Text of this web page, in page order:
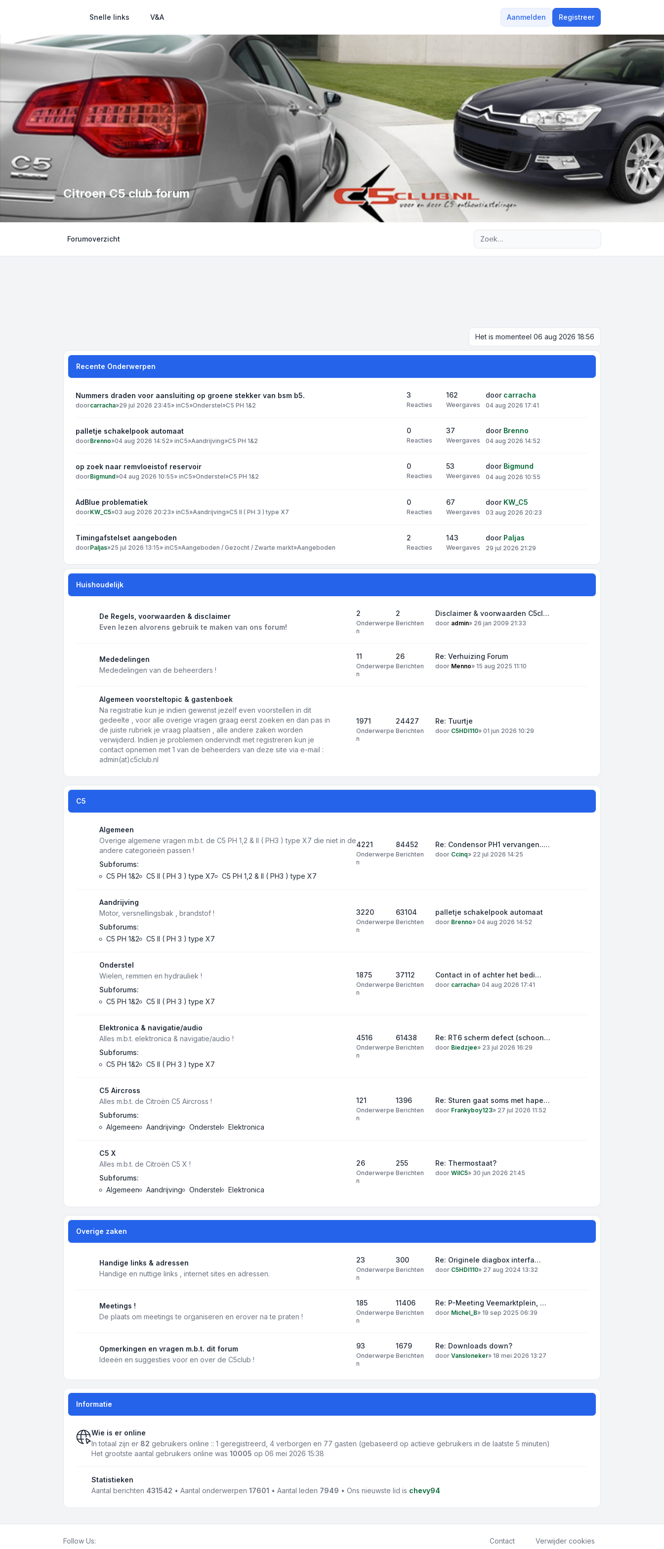
Snelle links V&A Aanmelden Registreer
Citroen C5 club forum
Forumoverzicht
Het is momenteel 06 aug 2026 18:56
Recente Onderwerpen
Nummers draden voor aansluiting op groene stekker van bsm b5.
doorcarracha»29 jul 2026 23:45» inC5»Onderstel»C5 PH 1&2
3
Reacties
162
Weergaves
door carracha
04 aug 2026 17:41
palletje schakelpook automaat
doorBrenno»04 aug 2026 14:52» inC5»Aandrijving»C5 PH 1&2
0
Reacties
37
Weergaves
door Brenno
04 aug 2026 14:52
op zoek naar remvloeistof reservoir
doorBigmund»04 aug 2026 10:55» inC5»Onderstel»C5 PH 1&2
0
Reacties
53
Weergaves
door Bigmund
04 aug 2026 10:55
AdBlue problematiek
doorKW_C5»03 aug 2026 20:23» inC5»Aandrijving»C5 II ( PH 3 ) type X7
0
Reacties
67
Weergaves
door KW_C5
03 aug 2026 20:23
Timingafstelset aangeboden
doorPaljas»25 jul 2026 13:15» inC5»Aangeboden / Gezocht / Zwarte markt»Aangeboden
2
Reacties
143
Weergaves
door Paljas
29 jul 2026 21:29
Huishoudelijk
De Regels, voorwaarden & disclaimer
Even lezen alvorens gebruik te maken van ons forum!
2
Onderwerpe
n
2
Berichten
Disclaimer & voorwaarden C5cl…
door admin» 26 jan 2009 21:33
Mededelingen
Mededelingen van de beheerders !
11
Onderwerpe
n
26
Berichten
Re: Verhuizing Forum
door Menno» 15 aug 2025 11:10
Algemeen voorsteltopic & gastenboek
Na registratie kun je indien gewenst jezelf even voorstellen in dit
gedeelte , voor alle overige vragen graag eerst zoeken en dan pas in
de juiste rubriek je vraag plaatsen , alle andere zaken worden
verwijderd. Indien je problemen ondervindt met registreren kun je
contact opnemen met 1 van de beheerders van deze site via e-mail :
admin(at)c5club.nl
1971
Onderwerpe
n
24427
Berichten
Re: Tuurtje
door C5HDI110» 01 jun 2026 10:29
C5
Algemeen
Overige algemene vragen m.b.t. de C5 PH 1,2 & II ( PH3 ) type X7 die niet in de
andere categorieën passen !
Subforums:
C5 PH 1&2
C5 II ( PH 3 ) type X7 C5 PH 1,2 & II ( PH3 ) type X7
4221
Onderwerpe
n
84452
Berichten
Re: Condensor PH1 vervangen..…
door Ccinq» 22 jul 2026 14:25
Aandrijving
Motor, versnellingsbak , brandstof !
Subforums:
C5 PH 1&2
C5 II ( PH 3 ) type X7
3220
Onderwerpe
n
63104
Berichten
palletje schakelpook automaat
door Brenno» 04 aug 2026 14:52
Onderstel
Wielen, remmen en hydrauliek !
Subforums:
C5 PH 1&2
C5 II ( PH 3 ) type X7
1875
Onderwerpe
n
37112
Berichten
Contact in of achter het bedi…
door carracha» 04 aug 2026 17:41
Elektronica & navigatie/audio
Alles m.b.t. elektronica & navigatie/audio !
Subforums:
C5 PH 1&2
C5 II ( PH 3 ) type X7
4516
Onderwerpe
n
61438
Berichten
Re: RT6 scherm defect (schoon…
door Biedzjee» 23 jul 2026 16:29
C5 Aircross
Alles m.b.t. de Citroën C5 Aircross !
Subforums:
Algemeen
Aandrijving Onderstel Elektronica
121
Onderwerpe
n
1396
Berichten
Re: Sturen gaat soms met hape…
door Frankyboy123» 27 jul 2026 11:52
C5 X
Alles m.b.t. de Citroën C5 X !
Subforums:
Algemeen
Aandrijving Onderstel Elektronica
26
Onderwerpe
n
255
Berichten
Re: Thermostaat?
door WilC5» 30 jun 2026 21:45
Overige zaken
Handige links & adressen
Handige en nuttige links , internet sites en adressen.
23
Onderwerpe
n
300
Berichten
Re: Originele diagbox interfa…
door C5HDI110» 27 aug 2024 13:32
Meetings !
De plaats om meetings te organiseren en erover na te praten !
185
Onderwerpe
n
11406
Berichten
Re: P-Meeting Veemarktplein, …
door Michel_B» 19 sep 2025 06:39
Opmerkingen en vragen m.b.t. dit forum
Ideeën en suggesties voor en over de C5club !
93
Onderwerpe
n
1679
Berichten
Re: Downloads down?
door Vansloneker» 18 mei 2026 13:27
Informatie
Wie is er online
In totaal zijn er 82 gebruikers online :: 1 geregistreerd, 4 verborgen en 77 gasten (gebaseerd op actieve gebruikers in de laatste 5 minuten)
Het grootste aantal gebruikers online was 10005 op 06 mei 2026 15:38
Statistieken
Aantal berichten 431542 • Aantal onderwerpen 17601 • Aantal leden 7949 • Ons nieuwste lid is chevy94
Follow Us: Contact Verwijder cookies